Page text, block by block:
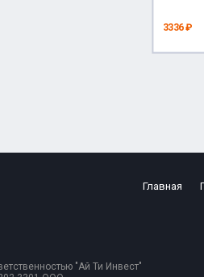
3336 ₽
Главная
"Ай Ти Инвест"